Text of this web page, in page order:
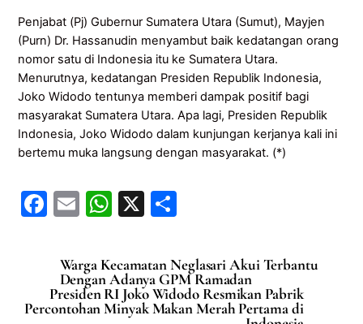
Penjabat (Pj) Gubernur Sumatera Utara (Sumut), Mayjen
(Purn) Dr. Hassanudin menyambut baik kedatangan orang
nomor satu di Indonesia itu ke Sumatera Utara.
Menurutnya, kedatangan Presiden Republik Indonesia,
Joko Widodo tentunya memberi dampak positif bagi
masyarakat Sumatera Utara. Apa lagi, Presiden Republik
Indonesia, Joko Widodo dalam kunjungan kerjanya kali ini
bertemu muka langsung dengan masyarakat. (*)
F
c
e
b
E
ai
l
W
at
s
A
X
ar
e
Warga Kecamatan Neglasari Akui Terbantu
Dengan Adanya GPM Ramadan
Presiden RI Joko Widodo Resmikan Pabrik
Percontohan Minyak Makan Merah Pertama di